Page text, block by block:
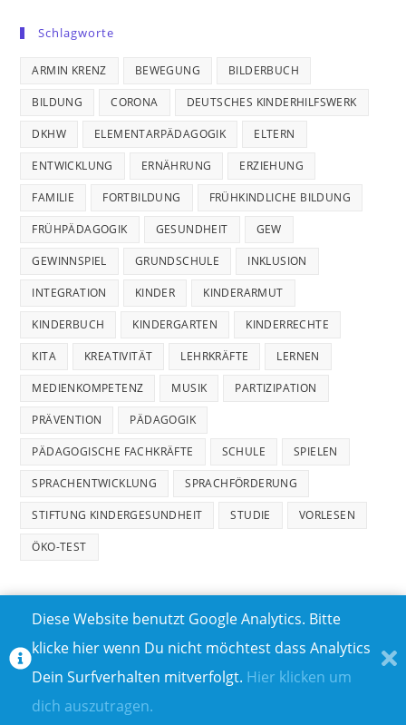
Schlagworte
ARMIN KRENZ BEWEGUNG BILDERBUCH
BILDUNG CORONA DEUTSCHES KINDERHILFSWERK
DKHW ELEMENTARPÄDAGOGIK ELTERN
ENTWICKLUNG ERNÄHRUNG ERZIEHUNG
FAMILIE FORTBILDUNG FRÜHKINDLICHE BILDUNG
FRÜHPÄDAGOGIK GESUNDHEIT GEW
GEWINNSPIEL GRUNDSCHULE INKLUSION
INTEGRATION KINDER KINDERARMUT
KINDERBUCH KINDERGARTEN KINDERRECHTE
KITA KREATIVITÄT LEHRKRÄFTE LERNEN
MEDIENKOMPETENZ MUSIK PARTIZIPATION
PRÄVENTION PÄDAGOGIK
PÄDAGOGISCHE FACHKRÄFTE SCHULE SPIELEN
SPRACHENTWICKLUNG SPRACHFÖRDERUNG
STIFTUNG KINDERGESUNDHEIT STUDIE VORLESEN
ÖKO-TEST
TEILNAHMEBEDINGUNGEN FÜR GEWINNSPIELE
IMPRESSUM
ÜBER UNS I
Diese Website benutzt Google Analytics. Bitte
klicke hier wenn Du nicht möchtest dass Analytics
Dein Surfverhalten mitverfolgt. Hier klicken um
dich auszutragen.